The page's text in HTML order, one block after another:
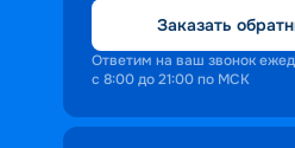
Заказать
Ответим на ваш звонок
с 8:00 до 21:00 по МСК